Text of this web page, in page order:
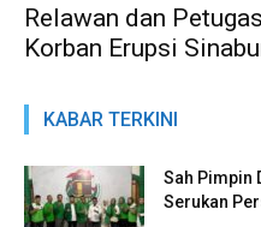
Relawan dan
Korban Erupsi
KABAR TERKINI
Sah Pimpin
Serukan